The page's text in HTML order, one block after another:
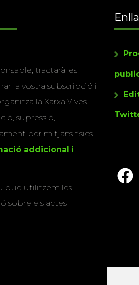
tractarà les
la vostra subscripció i
la Xarxa Vives.
supressió,
per mitjans físics
addicional i
que utilitzem les
sobre els actes i